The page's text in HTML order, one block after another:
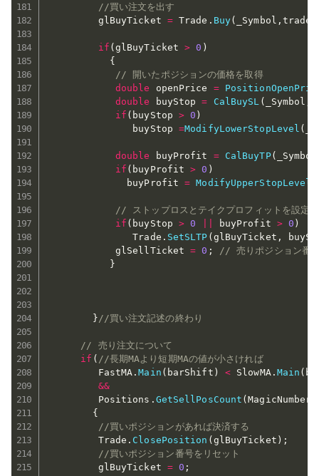
//買い注文を出す
         glBuyTicket
= Trade . Buy( _Symbol ,
if (glBuyTicket > 0 )
{
// 開いたポジションの価格を取得
double
openPrice =
double
buyStop = CalBuySL ( _Symbol
if ( buyStop > 0 )
               buyStop
=ModifyLowerStopLevel (
double buyProfit = CalBuyTP( _Symbol
if ( buyProfit > 0 )
              buyProfit
= ModifyUpperStopLevel
// ストップロスとテイクプロフィットを設定
if ( buyStop > 0 buyProfit > 0 )
               Trade
. SetSLTP (glBuyTicket ,
            glSellTicket
= 0 ;
// 売りポジション番
}
} //買い注文記述の終わり
// 売り注文について
if ( //長期MAより短期MAの値が小さければ
         FastMA
.Main ( barShift ) < SlowMA . Main (
&&
         Positions
. GetSellPosCount (MagicNumber
{
//買いポジションがあれば決済する
         Trade
. ClosePosition (glBuyTicket ) ;
//買いポジション番号をリセット
         glBuyTicket
= 0 ;